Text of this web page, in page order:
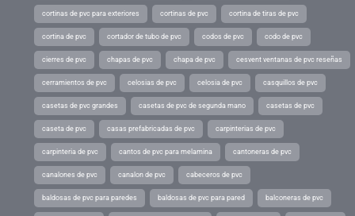
cortinas de pvc para exteriores cortinas de pvc cortina de tiras de pvc
cortina de pvc cortador de tubo de pvc codos de pvc codo de pvc
cierres de pvc chapas de pvc chapa de pvc cesvent ventanas de pvc reseñas
cerramientos de pvc celosias de pvc celosia de pvc casquillos de pvc
casetas de pvc grandes casetas de pvc de segunda mano casetas de pvc
caseta de pvc casas prefabricadas de pvc carpinterias de pvc
carpinteria de pvc cantos de pvc para melamina cantoneras de pvc
canalones de pvc canalon de pvc cabeceros de pvc
baldosas de pvc para paredes baldosas de pvc para pared balconeras de pvc